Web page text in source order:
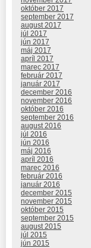
október 2017
september 2017
august 2017
júl 2017
jún 2017
máj 2017
apríl 2017
marec 2017
február 2017
január 2017
december 2016
november 2016
október 2016
september 2016
august 2016
júl 2016
jún 2016
máj 2016
apríl 2016
marec 2016
február 2016
január 2016
december 2015
november 2015
október 2015
september 2015
august 2015
júl 2015
jún 2015